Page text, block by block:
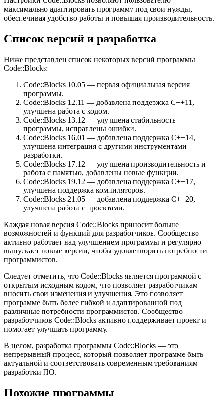
максимально адаптировать программу под свои нужды,
обеспечивая удобство работы и повышая производительность.
Список версий и разработка
Ниже представлен список некоторых версий программы
Code::Blocks:
Code::Blocks 10.05 — первая официальная версия
программы.
Code::Blocks 12.11 — добавлена поддержка C++11,
улучшена работа с кодом.
Code::Blocks 13.12 — улучшена стабильность
программы, исправлены ошибки.
Code::Blocks 16.01 — добавлена поддержка C++14,
улучшена интеграция с другими инструментами
разработки.
Code::Blocks 17.12 — улучшена производительность и
работа с памятью, добавлены новые функции.
Code::Blocks 19.12 — добавлена поддержка C++17,
улучшена поддержка компиляторов.
Code::Blocks 21.05 — добавлена поддержка C++20,
улучшена работа с проектами.
Каждая новая версия Code::Blocks приносит больше
возможностей и функций для разработчиков. Сообщество
активно работает над улучшением программы и регулярно
выпускает новые версии, чтобы удовлетворить потребности
программистов.
Следует отметить, что Code::Blocks является программой с
открытым исходным кодом, что позволяет разработчикам
вносить свои изменения и улучшения. Это позволяет
программе быть более гибкой и адаптированной под
различные потребности программистов. Сообщество
разработчиков Code::Blocks активно поддерживает проект и
помогает улучшать программу.
В целом, разработка программы Code::Blocks — это
непрерывный процесс, который позволяет программе быть
актуальной и соответствовать современным требованиям
разработки ПО.
Похожие программы